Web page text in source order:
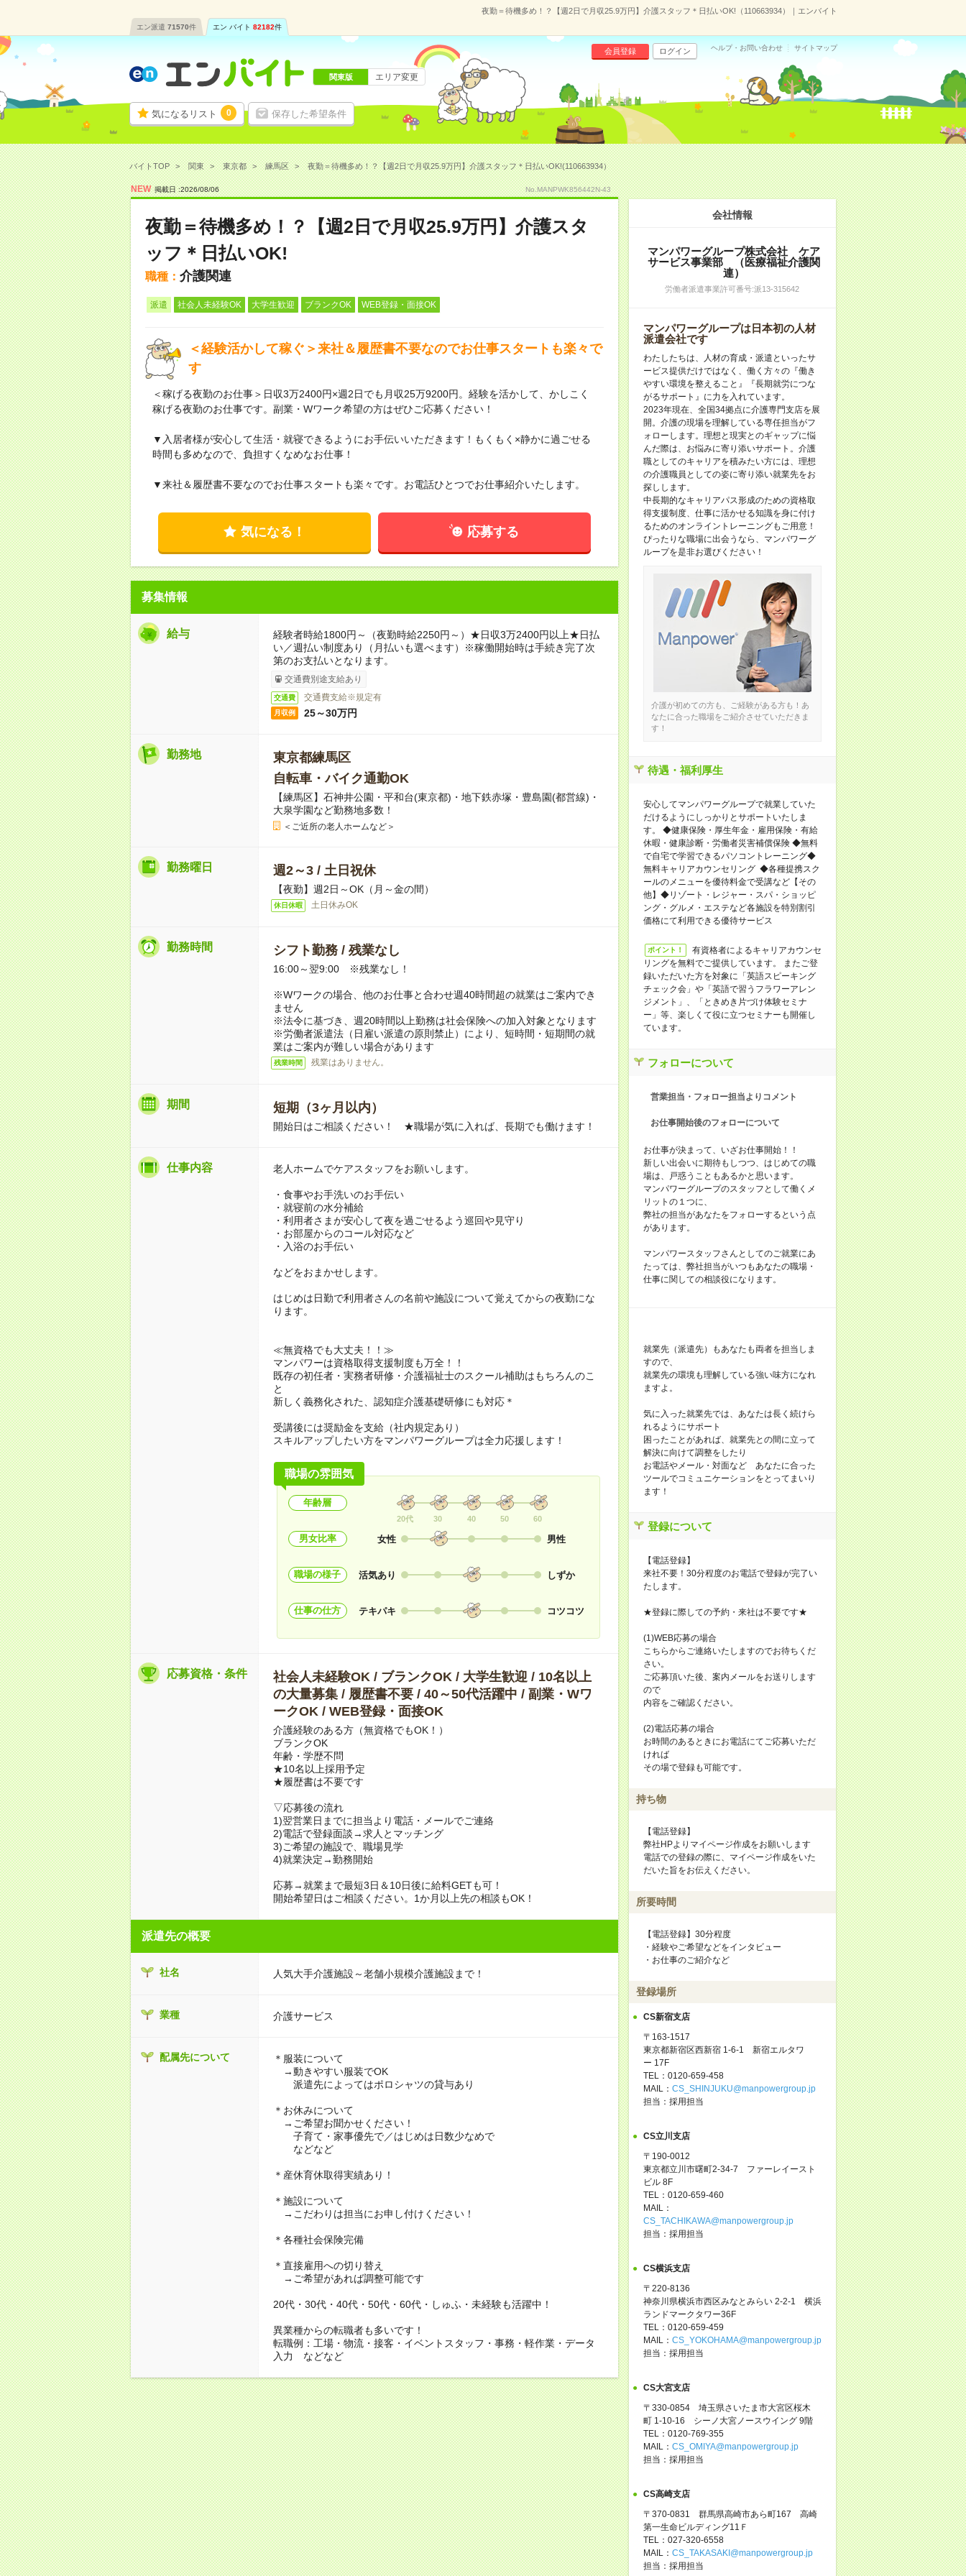
夜勤＝待機多め！？【週2日で月収25.9万円】介護スタッフ＊日払いOK!（110663934）｜エンバイト
エン派遣 71570件 エン バイト 82182件
気になるリスト 0 保存した希望条件
会員登録 ログイン ヘルプ・お問い合わせ サイトマップ
関東版 エリア変更
バイトTOP 関東 東京都 練馬区 夜勤＝待機多め！？【週2日で月収25.9万円】介護スタッフ＊日払いOK!(110663934）
NEW 掲載日 :2026/08/06 No.MANPWK856442N-43
夜勤＝待機多め！？【週2日で月収25.9万円】介護スタ
ッフ＊日払いOK!
職種： 介護関連
派遣 社会人未経験OK 大学生歓迎 ブランクOK WEB登録・面接OK
＜経験活かして稼ぐ＞来社＆履歴書不要なのでお仕事スタートも楽々で
す
＜稼げる夜勤のお仕事＞日収3万2400円×週2日でも月収25万9200円。経験を活かして、かしこく
稼げる夜勤のお仕事です。副業・Wワーク希望の方はぜひご応募ください！
▼入居者様が安心して生活・就寝できるようにお手伝いいただきます！もくもく×静かに過ごせる
時間も多めなので、負担すくなめなお仕事！
▼来社＆履歴書不要なのでお仕事スタートも楽々です。お電話ひとつでお仕事紹介いたします。
気になる！ 応募する
募集情報
給与
経験者時給1800円～（夜勤時給2250円～）★日収3万2400円以上★日払
い／週払い制度あり（月払いも選べます）※稼働開始時は手続き完了次
第のお支払いとなります。
交通費別途支給あり
交通費 交通費支給※規定有
月収例 25～30万円
勤務地
東京都練馬区
自転車・バイク通勤OK
【練馬区】石神井公園・平和台(東京都)・地下鉄赤塚・豊島園(都営線)・
大泉学園など勤務地多数！
＜ご近所の老人ホームなど＞
勤務曜日 週2～3 / 土日祝休
【夜勤】週2日～OK（月～金の間）
休日休暇 土日休みOK
勤務時間 シフト勤務 / 残業なし
16:00～翌9:00 ※残業なし！
※Wワークの場合、他のお仕事と合わせ週40時間超の就業はご案内でき
ません
※法令に基づき、週20時間以上勤務は社会保険への加入対象となります
※労働者派遣法（日雇い派遣の原則禁止）により、短時間・短期間の就
業はご案内が難しい場合があります
残業時間 残業はありません。
期間 短期（3ヶ月以内）
開始日はご相談ください！ ★職場が気に入れば、長期でも働けます！
仕事内容 老人ホームでケアスタッフをお願いします。
・食事やお手洗いのお手伝い
・就寝前の水分補給
・利用者さまが安心して夜を過ごせるよう巡回や見守り
・お部屋からのコール対応など
・入浴のお手伝い
などをおまかせします。
はじめは日勤で利用者さんの名前や施設について覚えてからの夜勤にな
ります。
≪無資格でも大丈夫！！≫
マンパワーは資格取得支援制度も万全！！
既存の初任者・実務者研修・介護福祉士のスクール補助はもちろんのこ
と
新しく義務化された、認知症介護基礎研修にも対応＊
受講後には奨励金を支給（社内規定あり）
スキルアップしたい方をマンパワーグループは全力応援します！
職場の雰囲気
年齢層
20代 30 40 50 60
男女比率 女性 男性
職場の様子 活気あり しずか
仕事の仕方 テキパキ コツコツ
応募資格・条件
社会人未経験OK / ブランクOK / 大学生歓迎 / 10名以上
の大量募集 / 履歴書不要 / 40～50代活躍中 / 副業・Wワ
ークOK / WEB登録・面接OK
介護経験のある方（無資格でもOK！）
ブランクOK
年齢・学歴不問
★10名以上採用予定
★履歴書は不要です
▽応募後の流れ
1)翌営業日までに担当より電話・メールでご連絡
2)電話で登録面談→求人とマッチング
3)ご希望の施設で、職場見学
4)就業決定→勤務開始
応募→就業まで最短3日＆10日後に給料GETも可！
開始希望日はご相談ください。1か月以上先の相談もOK！
派遣先の概要
社名 人気大手介護施設～老舗小規模介護施設まで！
業種 介護サービス
配属先について
＊服装について
→動きやすい服装でOK
派遣先によってはポロシャツの貸与あり
＊お休みについて
→ご希望お聞かせください！
子育て・家事優先で／はじめは日数少なめで
などなど
＊産休育休取得実績あり！
＊施設について
→こだわりは担当にお申し付けください！
＊各種社会保険完備
＊直接雇用への切り替え
→ご希望があれば調整可能です
20代・30代・40代・50代・60代・しゅふ・未経験も活躍中！
異業種からの転職者も多いです！
転職例：工場・物流・接客・イベントスタッフ・事務・軽作業・データ
入力 などなど
会社情報
マンパワーグループ株式会社 ケア
サービス事業部 （医療福祉介護関
連）
労働者派遣事業許可番号:派13-315642
マンパワーグループは日本初の人材
派遣会社です
わたしたちは、人材の育成・派遣といったサ
ービス提供だけではなく、働く方々の『働き
やすい環境を整えること』『長期就労につな
がるサポート』に力を入れています。
2023年現在、全国34拠点に介護専門支店を展
開。介護の現場を理解している専任担当がフ
ォローします。理想と現実とのギャップに悩
んだ際は、お悩みに寄り添いサポート。介護
職としてのキャリアを積みたい方には、理想
の介護職員としての姿に寄り添い就業先をお
探しします。
中長期的なキャリアパス形成のための資格取
得支援制度、仕事に活かせる知識を身に付け
るためのオンライントレーニングもご用意！
ぴったりな職場に出会うなら、マンパワーグ
ループを是非お選びください！
介護が初めての方も、ご経験がある方も！あ
なたに合った職場をご紹介させていただきま
す！
待遇・福利厚生
安心してマンパワーグループで就業していた
だけるようにしっかりとサポートいたしま
す。 ◆健康保険・厚生年金・雇用保険・有給
休暇・健康診断・労働者災害補償保険 ◆無料
で自宅で学習できるパソコントレーニング◆
無料キャリアカウンセリング ◆各種提携スク
ールのメニューを優待料金で受講など【その
他】◆リゾート・レジャー・スパ・ショッピ
ング・グルメ・エステなど各施設を特別割引
価格にて利用できる優待サービス
ポイント！
有資格者によるキャリアカウンセ
リングを無料でご提供しています。 またご登
録いただいた方を対象に「英語スピーキング
チェック会」や「英語で習うフラワーアレン
ジメント」、「ときめき片づけ体験セミナ
ー」等、楽しくて役に立つセミナーも開催し
ています。
フォローについて
営業担当・フォロー担当よりコメント
お仕事開始後のフォローについて
お仕事が決まって、いざお仕事開始！！
新しい出会いに期待もしつつ、はじめての職
場は、戸惑うこともあるかと思います。
マンパワーグループのスタッフとして働くメ
リットの１つに、
弊社の担当があなたをフォローするという点
があります。
マンパワースタッフさんとしてのご就業にあ
たっては、弊社担当がいつもあなたの職場・
仕事に関しての相談役になります。
就業先（派遣先）もあなたも両者を担当しま
すので、
就業先の環境も理解している強い味方になれ
ますよ。
気に入った就業先では、あなたは長く続けら
れるようにサポート
困ったことがあれば、就業先との間に立って
解決に向けて調整をしたり
お電話やメール・対面など あなたに合った
ツールでコミュニケーションをとってまいり
ます！
登録について
【電話登録】
来社不要！30分程度のお電話で登録が完了い
たします。
★登録に際しての予約・来社は不要です★
(1)WEB応募の場合
こちらからご連絡いたしますのでお待ちくだ
さい。
ご応募頂いた後、案内メールをお送りします
ので
内容をご確認ください。
(2)電話応募の場合
お時間のあるときにお電話にてご応募いただ
ければ
その場で登録も可能です。
持ち物
【電話登録】
弊社HPよりマイページ作成をお願いします
電話での登録の際に、マイページ作成をいた
だいた旨をお伝えください。
所要時間
【電話登録】30分程度
・経験やご希望などをインタビュー
・お仕事のご紹介など
登録場所
CS新宿支店
〒163-1517
東京都新宿区西新宿 1-6-1 新宿エルタワ
ー 17F
TEL：0120-659-458
MAIL： CS_SHINJUKU@manpowergroup.jp
担当：採用担当
CS立川支店
〒190-0012
東京都立川市曙町2-34-7 ファーレイースト
ビル 8F
TEL：0120-659-460
MAIL：
CS_TACHIKAWA@manpowergroup.jp
担当：採用担当
CS横浜支店
〒220-8136
神奈川県横浜市西区みなとみらい 2-2-1 横浜
ランドマークタワー36F
TEL：0120-659-459
MAIL： CS_YOKOHAMA@manpowergroup.jp
担当：採用担当
CS大宮支店
〒330-0854 埼玉県さいたま市大宮区桜木
町 1-10-16 シーノ大宮ノースウイング 9階
TEL：0120-769-355
MAIL： CS_OMIYA@manpowergroup.jp
担当：採用担当
CS高崎支店
〒370-0831 群馬県高崎市あら町167 高崎
第一生命ビルディング11Ｆ
TEL：027-320-6558
MAIL： CS_TAKASAKI@manpowergroup.jp
担当：採用担当